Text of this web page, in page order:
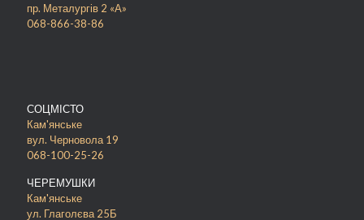
пр. Металургів 2 «А»
068-866-38-86
СОЦМІСТО
Кам'янське
вул. Черновола 19
068-100-25-26
ЧЕРЕМУШКИ
Кам'янське
ул. Глаголєва 25Б